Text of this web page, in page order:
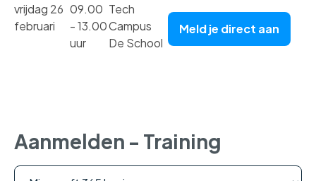
vrijdag 26
februari
09.00
- 13.00
uur
Tech
Campus
De School
Meld je direct aan
Aanmelden - Training